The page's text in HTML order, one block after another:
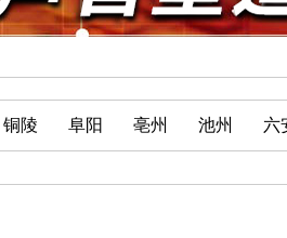
铜陵 阜阳 亳州 池州 六